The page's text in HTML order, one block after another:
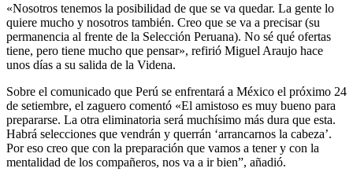
«Nosotros tenemos la posibilidad de que se va quedar. La gente lo
quiere mucho y nosotros también. Creo que se va a precisar (su
permanencia al frente de la Selección Peruana). No sé qué ofertas
tiene, pero tiene mucho que pensar», refirió Miguel Araujo hace
unos días a su salida de la Videna.
Sobre el comunicado que Perú se enfrentará a México el próximo 24
de setiembre, el zaguero comentó «El amistoso es muy bueno para
prepararse. La otra eliminatoria será muchísimo más dura que esta.
Habrá selecciones que vendrán y querrán ‘arrancarnos la cabeza’.
Por eso creo que con la preparación que vamos a tener y con la
mentalidad de los compañeros, nos va a ir bien”, añadió.